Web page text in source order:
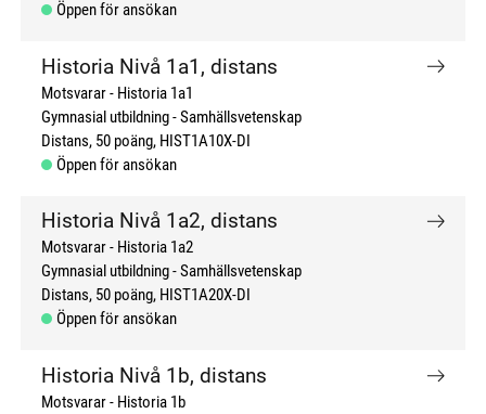
Öppen för ansökan
Historia Nivå 1a1, distans
Motsvarar - Historia 1a1
Gymnasial utbildning Samhällsvetenskap
Distans 50 poäng HIST1A10X-DI
Öppen för ansökan
Historia Nivå 1a2, distans
Motsvarar - Historia 1a2
Gymnasial utbildning Samhällsvetenskap
Distans 50 poäng HIST1A20X-DI
Öppen för ansökan
Historia Nivå 1b, distans
Motsvarar - Historia 1b